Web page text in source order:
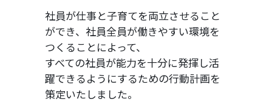
社員が仕事と子育てを両立させること
ができ、社員全員が働きやすい環境を
つくることによって、
すべての社員が能力を十分に発揮し活
躍できるようにするための行動計画を
策定いたしました。